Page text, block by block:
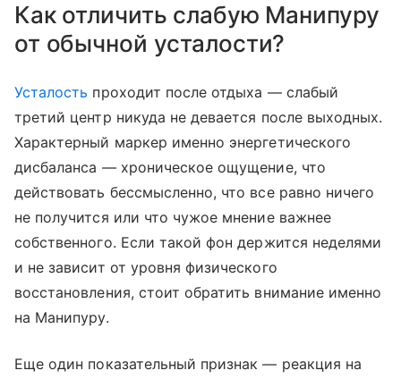
Как отличить слабую Манипуру
от обычной усталости?
Усталость проходит после отдыха — слабый
третий центр никуда не девается после выходных.
Характерный маркер именно энергетического
дисбаланса — хроническое ощущение, что
действовать бессмысленно, что все равно ничего
не получится или что чужое мнение важнее
собственного. Если такой фон держится неделями
и не зависит от уровня физического
восстановления, стоит обратить внимание именно
на Манипуру.
Еще один показательный признак — реакция на